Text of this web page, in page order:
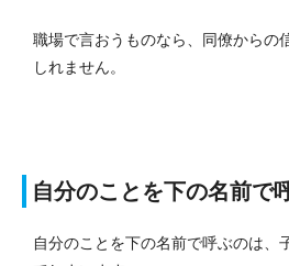
職場で言おうものなら、同僚からの
しれません。
自分のことを下の名前で
自分のことを下の名前で呼ぶのは、